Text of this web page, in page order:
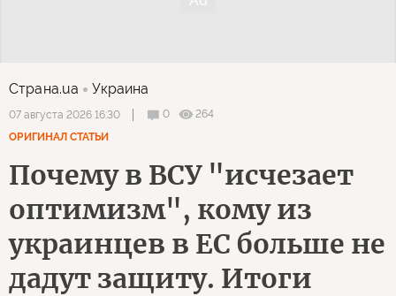
Страна.ua Украина
07 августа 2026 16:30 0
264
ОРИГИНАЛ СТАТЬИ
Почему в ВСУ "исчезает
оптимизм", кому из
украинцев в ЕС больше не
дадут защиту. Итоги